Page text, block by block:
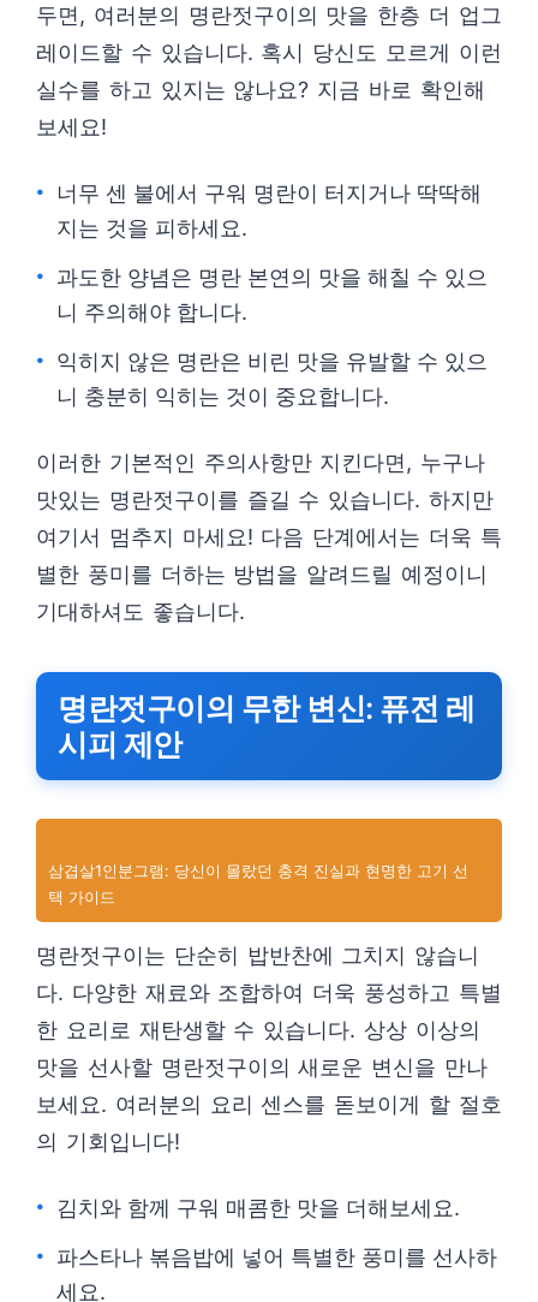
두면, 여러분의 명란젓구이의 맛을 한층 더 업그
레이드할 수 있습니다. 혹시 당신도 모르게 이런
실수를 하고 있지는 않나요? 지금 바로 확인해
보세요!
너무 센 불에서 구워 명란이 터지거나 딱딱해
지는 것을 피하세요.
과도한 양념은 명란 본연의 맛을 해칠 수 있으
니 주의해야 합니다.
익히지 않은 명란은 비린 맛을 유발할 수 있으
니 충분히 익히는 것이 중요합니다.
이러한 기본적인 주의사항만 지킨다면, 누구나
맛있는 명란젓구이를 즐길 수 있습니다. 하지만
여기서 멈추지 마세요! 다음 단계에서는 더욱 특
별한 풍미를 더하는 방법을 알려드릴 예정이니
기대하셔도 좋습니다.
명란젓구이의 무한 변신: 퓨전 레
시피 제안
삼겹살1인분그램: 당신이 몰랐던 충격 진실과 현명한 고기 선
택 가이드
명란젓구이는 단순히 밥반찬에 그치지 않습니
다. 다양한 재료와 조합하여 더욱 풍성하고 특별
한 요리로 재탄생할 수 있습니다. 상상 이상의
맛을 선사할 명란젓구이의 새로운 변신을 만나
보세요. 여러분의 요리 센스를 돋보이게 할 절호
의 기회입니다!
김치와 함께 구워 매콤한 맛을 더해보세요.
파스타나 볶음밥에 넣어 특별한 풍미를 선사하
세요.